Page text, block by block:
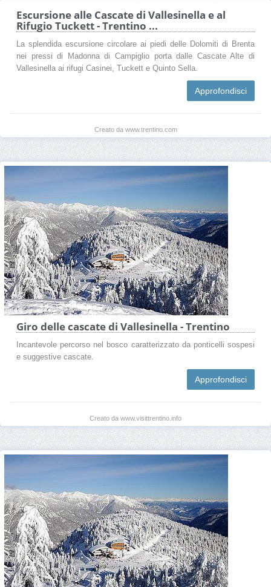
Escursione alle Cascate di Vallesinella e al
Rifugio Tuckett - Trentino ...
La splendida escursione circolare ai piedi delle Dolomiti di Brenta
nei pressi di Madonna di Campiglio porta dalle Cascate Alte di
Vallesinella ai rifugi Casinei, Tuckett e Quinto Sella.
Approfondisci
Creato da www.trentino.com
Giro delle cascate di Vallesinella - Trentino
Incantevole percorso nel bosco caratterizzato da ponticelli sospesi
e suggestive cascate.
Approfondisci
Creato da www.visittrentino.info